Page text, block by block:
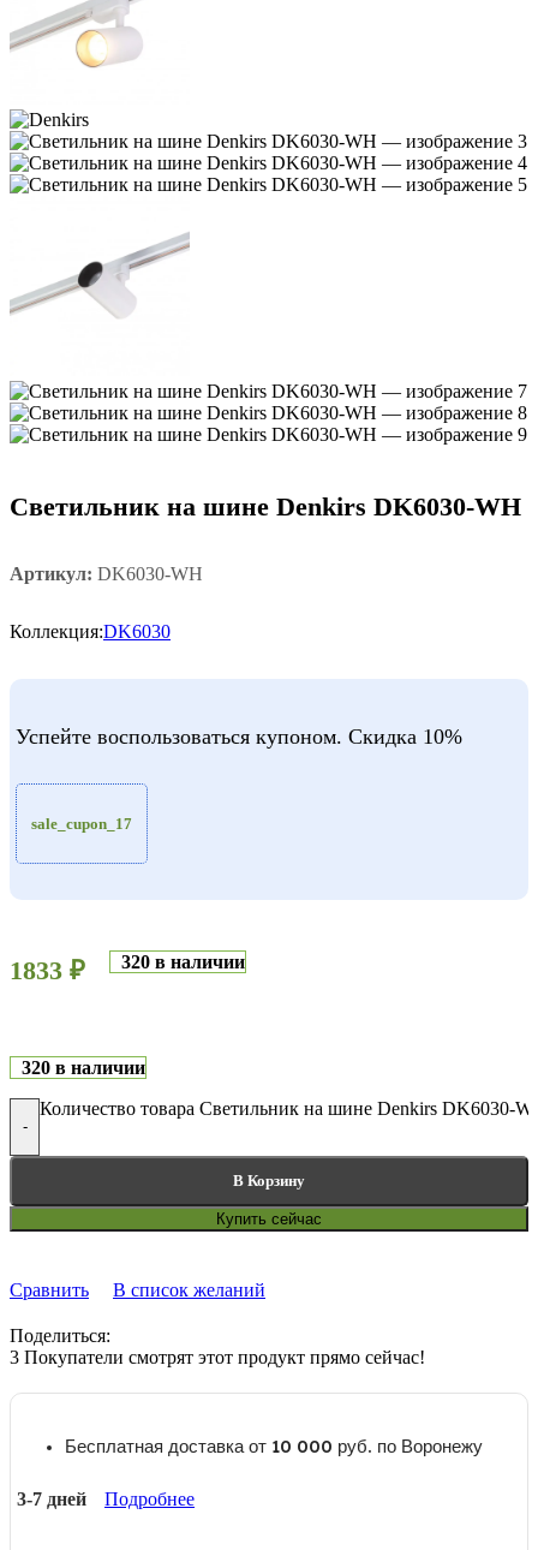
Светильник на шине Denkirs DK6030-WH
Артикул: DK6030-WH
Коллекция:DK6030
Успейте воспользоваться купоном. Скидка 10%
sale_cupon_17
1833 ₽ 320 в наличии
320 в наличии
-
Количество товара Светильник на шине Denkirs DK6030-
В Корзину
Купить сейчас
Сравнить В список желаний
Поделиться:
3 Покупатели смотрят этот продукт прямо сейчас!
Бесплатная доставка от 10 000 руб. по Воронежу
3-7 дней Подробнее